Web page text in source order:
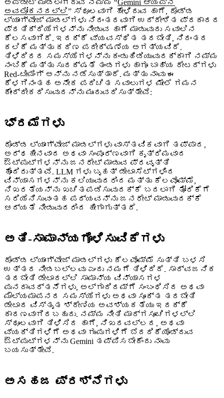
ಅಪ್‌ಡೇಟ್ ಮಾಡಲಾಗಿರುವ ನಮ್ಮ “Gemini ಆ್ಯಪ್‌ನ
ಅವಲೋಕನದಲ್ಲಿ” ಸ್ಥೂಲವಾಗಿ ಹೇಳಿರುವ ಹಾಗೆ, ದೊಡ್ಡ
ಲ್ಯಾಂಗ್ವೇಜ್‌ ಮಾಡಲ್‌‌ಗಳು ನಿರಂತರವಾಗಿ ಉದ್ದೇಶಿತ ಪ್ರಕಾರದ
ಪ್ರತಿಕ್ರಿಯೆಗಳನ್ನು ನೀಡುವ ಹಾಗೆ ಮಾಡುವುದು ಸವಾಲಿನ
ಕೆಲಸವಾಗಿದೆ. ಇದಕ್ಕೆ ವ್ಯವಸ್ಥಿತ ತರಬೇತಿ, ನಿರಂತರ
ಕಲಿಕೆ ಮತ್ತು ಕಠಿಣ ಪರೀಕ್ಷಣೆಯ ಅಗತ್ಯವಿದೆ.
ತಿಳಿದಿರದ ಸಮಸ್ಯೆಗಳನ್ನು ಕಂಡುಹಿಡಿಯುವುದಕ್ಕಾಗಿ ನಮ್ಮ
ನಂಬಿಕೆ ಮತ್ತು ಸುರಕ್ಷತೆ ತಂಡಗಳು ಹಾಗೂ ಬಾಹ್ಯ ರೇಟರ್‌ಗಳು
Red-ಟೀಮಿಂಗ್ ಅನ್ನು ನಡೆಸುತ್ತಾರೆ. ಮತ್ತು ನಾವು ಈ
ಕೆಳಗಿನಂತಹ ಅನೇಕ ಪರಿಚಿತ ಸವಾಲುಗಳ ಮೇಲೆ ಗಮನ
ಕೇಂದ್ರೀಕರಿಸುವುದನ್ನು ಮುಂದುವರಿಸುತ್ತೇವೆ:
ಭ್ರಮೆಗಳು
ದೊಡ್ಡ ಲ್ಯಾಂಗ್ವೇಜ್‌ ಮಾಡಲ್‌ಗಳು ವಾಸ್ತವಿಕವಾಗಿ ತಪ್ಪಾದ,
ಅರ್ಥಹೀನವಾದ ಅಥವಾ ಸಂಪೂರ್ಣವಾಗಿ ಕೃತ್ರಿಮವಾದ
ಔಟ್‌ಪುಟ್‌ಗಳನ್ನು ಜನರೇಟ್ ಮಾಡುವ ಪ್ರವೃತ್ತಿ
ಹೊಂದಿರುತ್ತವೆ. LLM ಗಳು ಬೃಹತ್ ಡೇಟಾಸೆಟ್‌ಗಳಿಂದ
ವಿನ್ಯಾಸಗಳನ್ನು ಕಲಿಯುವುದರಿಂದ ಮತ್ತು ಕೆಲವೊಮ್ಮೆ,
ನಿಖರತೆಯನ್ನು ಖಚಿತಪಡಿಸುವುದಕ್ಕೆ ಬದಲಾಗಿ ತೋರಿಕೆಗೆ
ಸರಿಯೆನಿಸುವಂತಹ ಪಠ್ಯವನ್ನು ಜನರೇಟ್ ಮಾಡುವುದಕ್ಕೆ
ಆದ್ಯತೆ ನೀಡುವುದರಿಂದ ಹೀಗಾಗುತ್ತದೆ.
ಅತಿ-ಸಾಮಾನ್ಯಗೊಳಿಸುವಿಕೆಗಳು
ದೊಡ್ಡ ಲ್ಯಾಂಗ್ವೇಜ್‌ ಮಾಡಲ್‌‌ಗಳು ಕೆಲವೊಮ್ಮೆ ಸುತ್ತಿ ಬಳಸಿ
ಉತ್ತರ ನೀಡಬಲ್ಲವು ಎಂದು ನಮಗೆ ತಿಳಿದಿದೆ. ಸಾರ್ವಜನಿಕ
ತರಬೇತಿ ಡೇಟಾದಲ್ಲಿ ಸಾಮಾನ್ಯ ವಿನ್ಯಾಸಗಳ
ಪುನರಾವರ್ತನೆಗಳು, ಅಲ್ಗಾರಿದಮ್‌ಗೆ ಸಂಬಂಧಿಸಿದ ಅಥವಾ
ಮೌಲ್ಯಮಾಪನದ ಸಮಸ್ಯೆಗಳು ಅಥವಾ ಸೂಕ್ತ ತರಬೇತಿ
ಡೇಟಾದ ವಿಸ್ತೃತ ಶ್ರೇಣಿಯ ಅವಶ್ಯಕತೆಯು ಇದಕ್ಕೆ
ಕಾರಣವಾಗಿರಬಹುದು. ನಮ್ಮ ನೀತಿ ಮಾರ್ಗಸೂಚಿಗಳಲ್ಲಿ
ಸ್ಥೂಲವಾಗಿ ತಿಳಿಸಿದ ಹಾಗೆ, ನಿಖರವಲ್ಲದ, ಅಥವಾ
ವ್ಯಕ್ತಿಗಳಿಗೆ ಅಥವಾ ಗುಂಪುಗಳಿಗೆ ಬೆದರಿಕೆಯೊಡ್ದುವ
ಔಟ್‌ಪುಟ್‌ಗಳನ್ನು Gemini ತಪ್ಪಿಸಬೇಕೆಂದು ನಾವು
ಬಯಸುತ್ತೇವೆ.
ಅಸಹಜ ಪ್ರಶ್ನೆಗಳು